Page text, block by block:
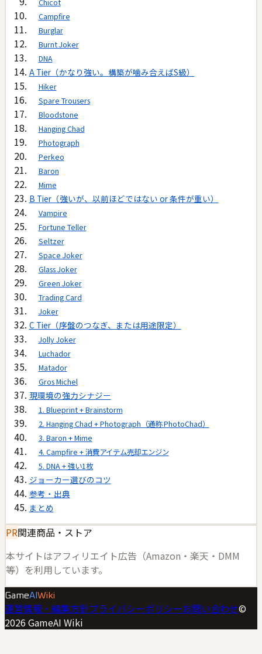
Chicot
Campfire
Burglar
Burnt Joker
DNA
A Tier（かなり強い。構築が噛み合えばS級）
Hiker
Spare Trousers
Bloodstone
Hanging Chad
Photograph
Perkeo
Baron
Mime
B Tier（強いが、以前ほどではない or 条件が重い）
Vampire
Fortune Teller
Seltzer
Space Joker
Glass Joker
Green Joker
Trading Card
Joker
C Tier（序盤のつなぎ、または用途限定）
Jolly Joker
Luchador
Matador
Gros Michel
現環境の強力シナジー
1. Blueprint + Brainstorm
2. Hanging Chad + Photograph（通称 PhotoChad）
3. Baron + Mime
4. Campfire + 消費アイテム売却エンジン
5. DNA + 強い1枚
ジョーカー選びのコツ
参考・出典
まとめ
PR関連商品・ストア
本サイトはアフィリエイト広告（Amazon・楽天・DMM
等）を利用しています。
GameAIWiki
運営情報・編集方針プライバシーポリシーお問い合わせ©
2026 GameAI Wiki